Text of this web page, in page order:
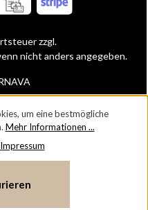
zzgl.
nicht anders angegeben.
um eine bestmögliche
Mehr Informationen ...
Impressum